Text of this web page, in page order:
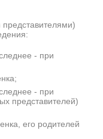
- при
- при
представителей)
его родителей